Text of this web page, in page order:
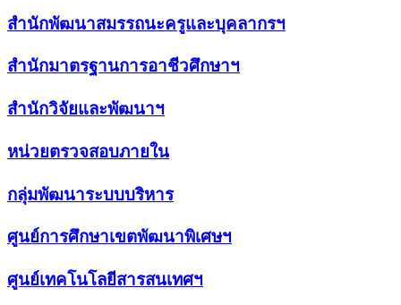
สำนักพัฒนาสมรรถนะครูและบุคลากรฯ
สำนักมาตรฐานการอาชีวศึกษาฯ
สำนักวิจัยและพัฒนาฯ
หน่วยตรวจสอบภายใน
กลุ่มพัฒนาระบบบริหาร
ศูนย์การศึกษาเขตพัฒนาพิเศษฯ
ศูนย์เทคโนโลยีสารสนเทศฯ